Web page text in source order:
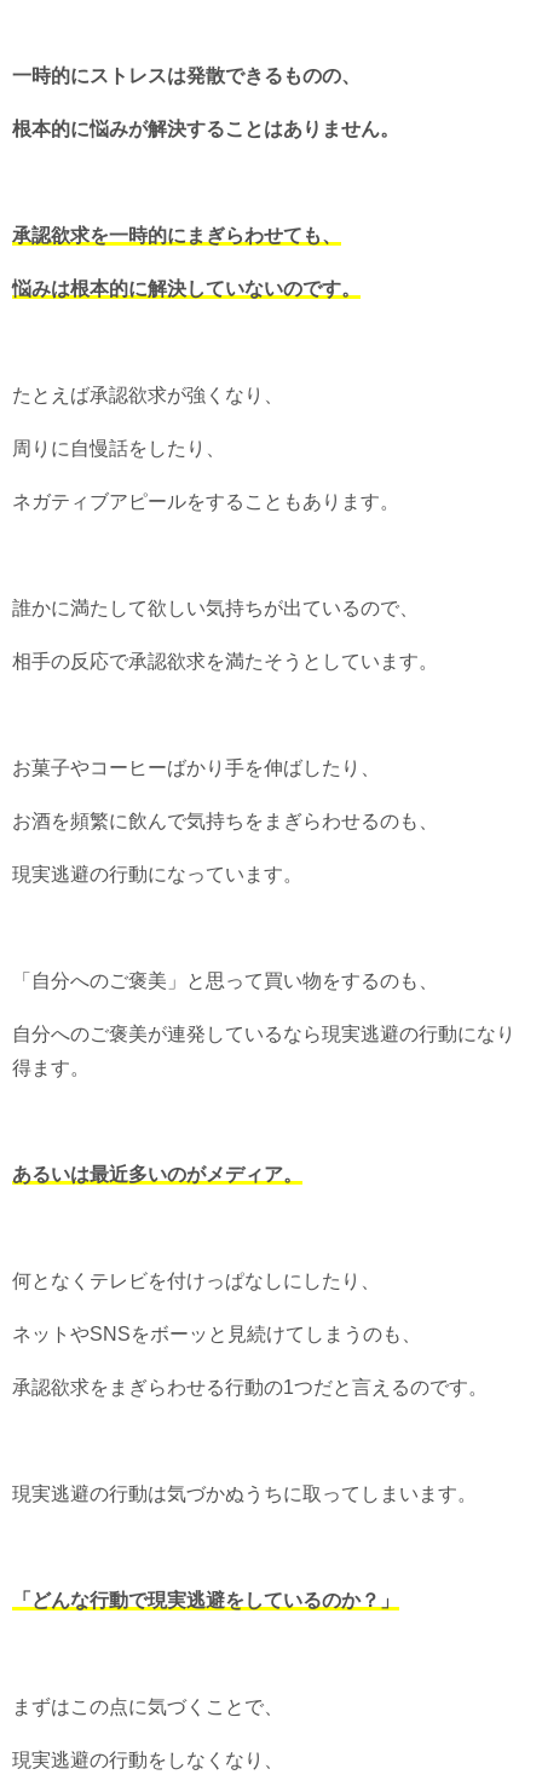
一時的にストレスは発散できるものの、
根本的に悩みが解決することはありません。
承認欲求を一時的にまぎらわせても、
悩みは根本的に解決していないのです。
たとえば承認欲求が強くなり、
周りに自慢話をしたり、
ネガティブアピールをすることもあります。
誰かに満たして欲しい気持ちが出ているので、
相手の反応で承認欲求を満たそうとしています。
お菓子やコーヒーばかり手を伸ばしたり、
お酒を頻繁に飲んで気持ちをまぎらわせるのも、
現実逃避の行動になっています。
「自分へのご褒美」と思って買い物をするのも、
自分へのご褒美が連発しているなら現実逃避の行動になり
得ます。
あるいは最近多いのがメディア。
何となくテレビを付けっぱなしにしたり、
ネットやSNSをボーッと見続けてしまうのも、
承認欲求をまぎらわせる行動の1つだと言えるのです。
現実逃避の行動は気づかぬうちに取ってしまいます。
「どんな行動で現実逃避をしているのか？」
まずはこの点に気づくことで、
現実逃避の行動をしなくなり、